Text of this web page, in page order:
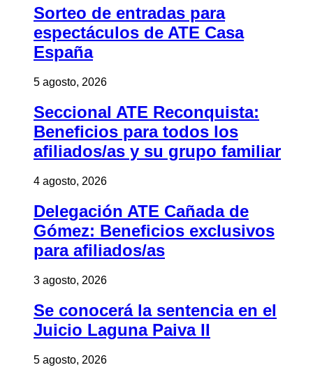
Sorteo de entradas para
espectáculos de ATE Casa
España
5 agosto, 2026
Seccional ATE Reconquista:
Beneficios para todos los
afiliados/as y su grupo familiar
4 agosto, 2026
Delegación ATE Cañada de
Gómez: Beneficios exclusivos
para afiliados/as
3 agosto, 2026
Se conocerá la sentencia en el
Juicio Laguna Paiva II
5 agosto, 2026